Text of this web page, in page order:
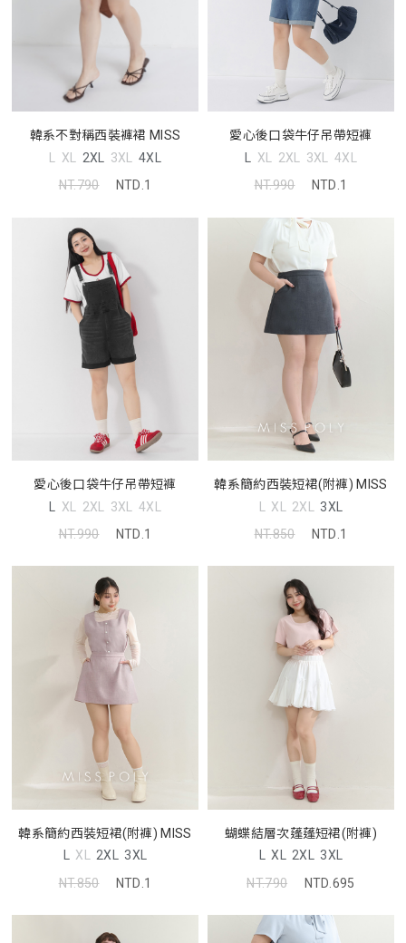
韓系不對稱西裝褲裙 MISS
L XL 2XL 3XL 4XL
NT.790
NTD.1
愛心後口袋牛仔吊帶短褲
L XL 2XL 3XL 4XL
NT.990
NTD.1
愛心後口袋牛仔吊帶短褲
L XL 2XL 3XL 4XL
NT.990
NTD.1
韓系簡約西裝短裙(附褲) MISS
L XL 2XL 3XL
NT.850
NTD.1
韓系簡約西裝短裙(附褲) MISS
L XL 2XL 3XL
NT.850
NTD.1
蝴蝶結層次蓬蓬短裙(附褲)
L XL 2XL 3XL
NT.790
NTD.695